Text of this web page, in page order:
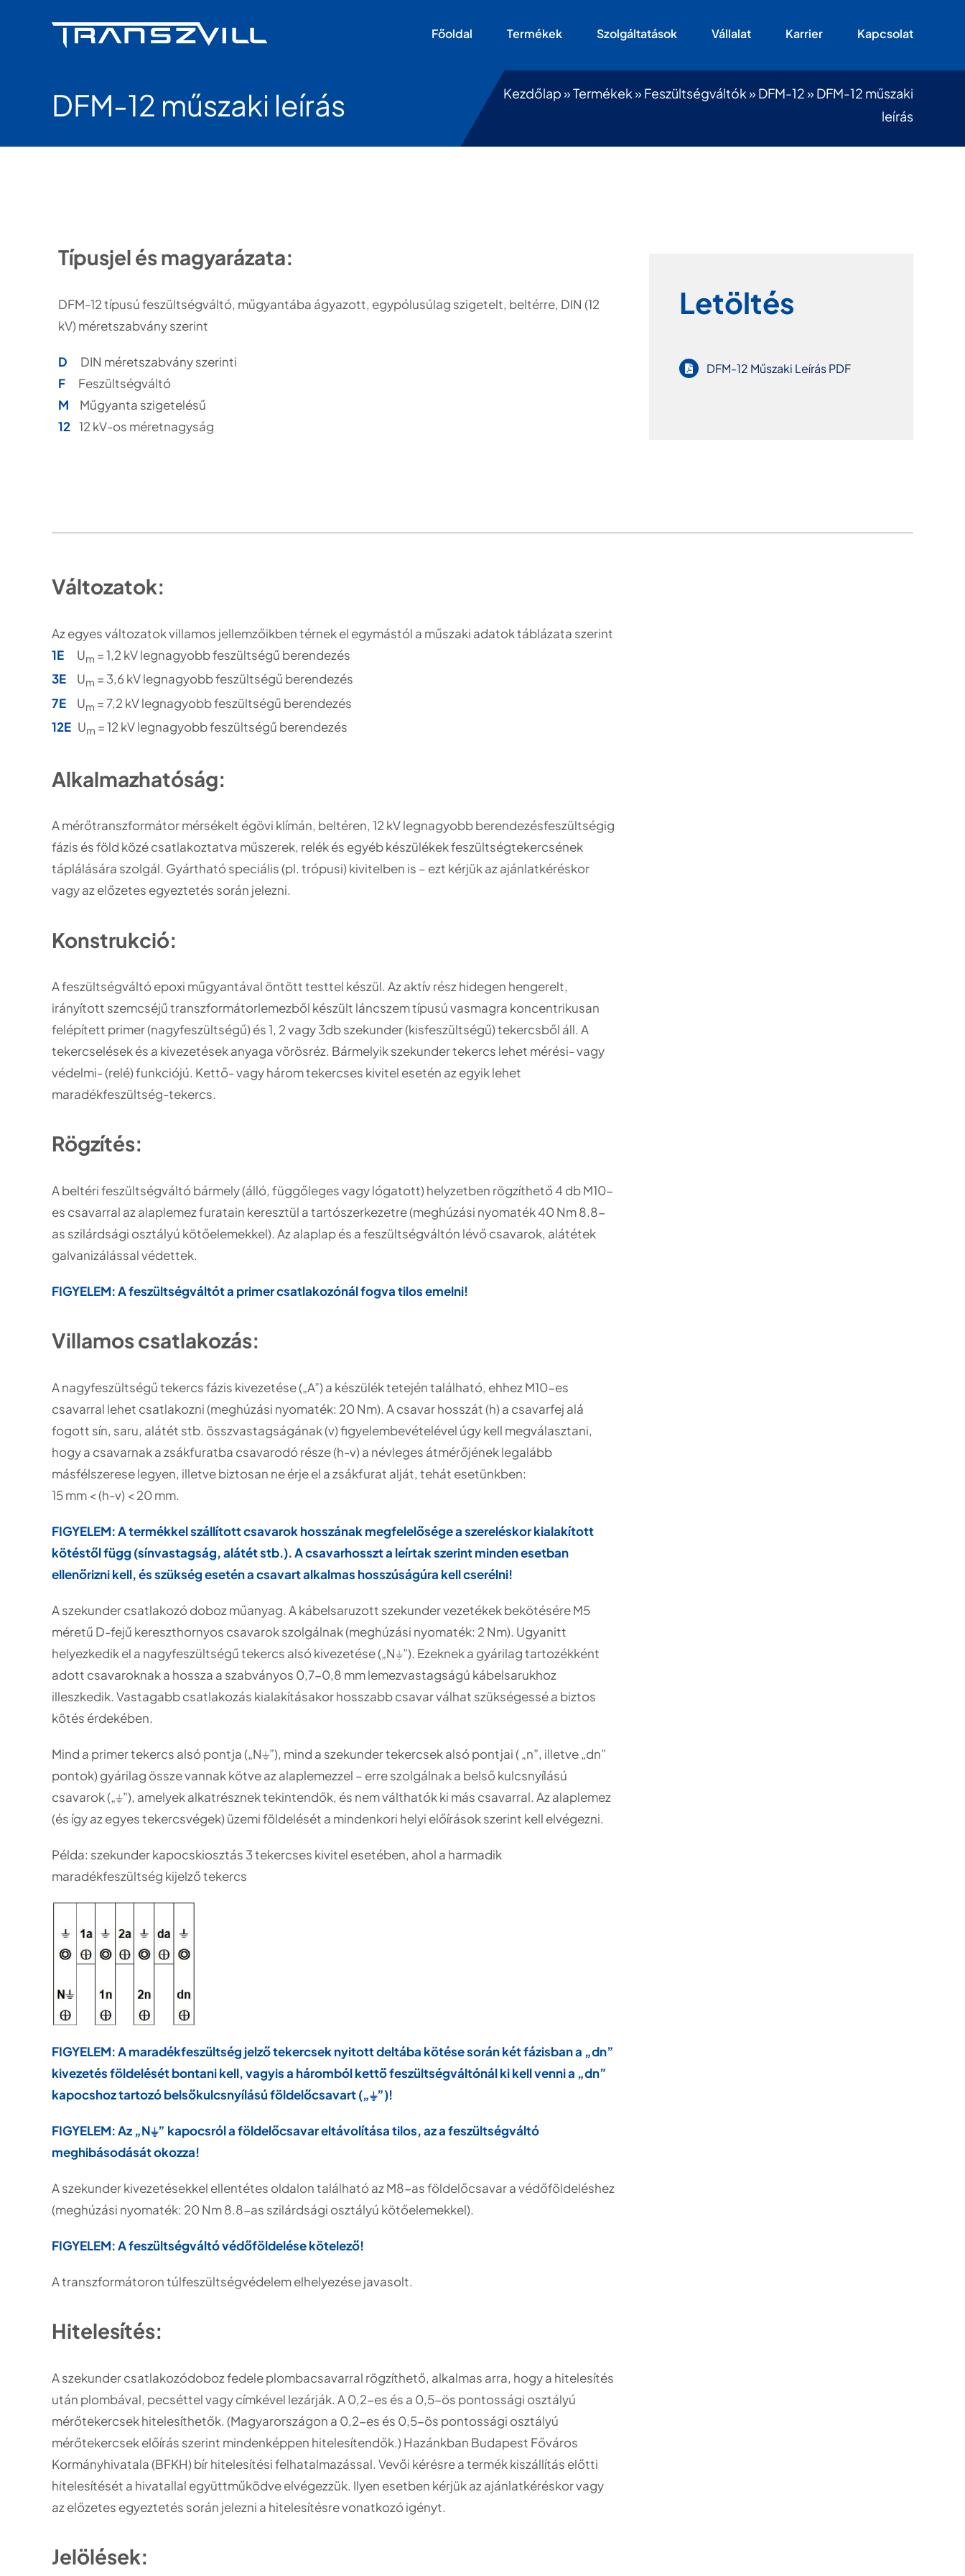
Főoldal Termékek Szolgáltatások Vállalat Karrier Kapcsolat
DFM-12 műszaki leírás Kezdőlap»Termékek» Feszültségváltók» DFM-12» DFM-12 műszaki
leírás
Típusjel és magyarázata:
DFM-12 típusú feszültségváltó, műgyantába ágyazott, egypólusúlag szigetelt, beltérre, DIN (12
kV) méretszabvány szerint
D DIN méretszabvány szerinti
F Feszültségváltó
M Műgyanta szigetelésű
12 12 kV-os méretnagyság
Letöltés
DFM-12 Műszaki Leírás PDF
Változatok:
Az egyes változatok villamos jellemzőikben térnek el egymástól a műszaki adatok táblázata szerint
1E
Um = 1,2 kV legnagyobb feszültségű berendezés
3E
Um = 3,6 kV legnagyobb feszültségű berendezés
7E
Um = 7,2 kV legnagyobb feszültségű berendezés
12E Um = 12 kV legnagyobb feszültségű berendezés
Alkalmazhatóság:
A mérőtranszformátor mérsékelt égövi klímán, beltéren, 12 kV legnagyobb berendezésfeszültségig
fázis és föld közé csatlakoztatva műszerek, relék és egyéb készülékek feszültségtekercsének
táplálására szolgál. Gyártható speciális (pl. trópusi) kivitelben is – ezt kérjük az ajánlatkéréskor
vagy az előzetes egyeztetés során jelezni.
Konstrukció:
A feszültségváltó epoxi műgyantával öntött testtel készül. Az aktív rész hidegen hengerelt,
irányított szemcséjű transzformátorlemezből készült láncszem típusú vasmagra koncentrikusan
felépített primer (nagyfeszültségű) és 1, 2 vagy 3db szekunder (kisfeszültségű) tekercsből áll. A
tekercselések és a kivezetések anyaga vörösréz. Bármelyik szekunder tekercs lehet mérési- vagy
védelmi- (relé) funkciójú. Kettő- vagy három tekercses kivitel esetén az egyik lehet
maradékfeszültség-tekercs.
Rögzítés:
A beltéri feszültségváltó bármely (álló, függőleges vagy lógatott) helyzetben rögzíthető 4 db M10-
es csavarral az alaplemez furatain keresztül a tartószerkezetre (meghúzási nyomaték 40 Nm 8.8-
as szilárdsági osztályú kötőelemekkel). Az alaplap és a feszültségváltón lévő csavarok, alátétek
galvanizálással védettek.
FIGYELEM: A feszültségváltót a primer csatlakozónál fogva tilos emelni!
Villamos csatlakozás:
A nagyfeszültségű tekercs fázis kivezetése („A”) a készülék tetején található, ehhez M10-es
csavarral lehet csatlakozni (meghúzási nyomaték: 20 Nm). A csavar hosszát (h) a csavarfej alá
fogott sín, saru, alátét stb. összvastagságának (v) figyelembevételével úgy kell megválasztani,
hogy a csavarnak a zsákfuratba csavarodó része (h-v) a névleges átmérőjének legalább
másfélszerese legyen, illetve biztosan ne érje el a zsákfurat alját, tehát esetünkben:
15 mm < (h-v) < 20 mm.
FIGYELEM: A termékkel szállított csavarok hosszának megfelelősége a szereléskor kialakított
kötéstől függ (sínvastagság, alátét stb.). A csavarhosszt a leírtak szerint minden esetban
ellenőrizni kell, és szükség esetén a csavart alkalmas hosszúságúra kell cserélni!
A szekunder csatlakozó doboz műanyag. A kábelsaruzott szekunder vezetékek bekötésére M5
méretű D-fejű kereszthornyos csavarok szolgálnak (meghúzási nyomaték: 2 Nm). Ugyanitt
helyezkedik el a nagyfeszültségű tekercs alsó kivezetése („N⏚”). Ezeknek a gyárilag tartozékként
adott csavaroknak a hossza a szabványos 0,7-0,8 mm lemezvastagságú kábelsarukhoz
illeszkedik. Vastagabb csatlakozás kialakításakor hosszabb csavar válhat szükségessé a biztos
kötés érdekében.
Mind a primer tekercs alsó pontja („N⏚”), mind a szekunder tekercsek alsó pontjai ( „n”, illetve „dn”
pontok) gyárilag össze vannak kötve az alaplemezzel – erre szolgálnak a belső kulcsnyílású
csavarok („⏚”), amelyek alkatrésznek tekintendők, és nem válthatók ki más csavarral. Az alaplemez
(és így az egyes tekercsvégek) üzemi földelését a mindenkori helyi előírások szerint kell elvégezni.
Példa: szekunder kapocskiosztás 3 tekercses kivitel esetében, ahol a harmadik
maradékfeszültség kijelző tekercs
FIGYELEM: A maradékfeszültség jelző tekercsek nyitott deltába kötése során két fázisban a „dn”
kivezetés földelését bontani kell, vagyis a háromból kettő feszültségváltónál ki kell venni a „dn”
kapocshoz tartozó belsőkulcsnyílású földelőcsavart („⏚”)!
FIGYELEM: Az „N⏚” kapocsról a földelőcsavar eltávolítása tilos, az a feszültségváltó
meghibásodását okozza!
A szekunder kivezetésekkel ellentétes oldalon található az M8-as földelőcsavar a védőföldeléshez
(meghúzási nyomaték: 20 Nm 8.8-as szilárdsági osztályú kötőelemekkel).
FIGYELEM: A feszültségváltó védőföldelése kötelező!
A transzformátoron túlfeszültségvédelem elhelyezése javasolt.
Hitelesítés:
A szekunder csatlakozódoboz fedele plombacsavarral rögzíthető, alkalmas arra, hogy a hitelesítés
után plombával, pecséttel vagy címkével lezárják. A 0,2-es és a 0,5-ös pontossági osztályú
mérőtekercsek hitelesíthetők. (Magyarországon a 0,2-es és 0,5-ös pontossági osztályú
mérőtekercsek előírás szerint mindenképpen hitelesítendők.) Hazánkban Budapest Főváros
Kormányhivatala (BFKH) bír hitelesítési felhatalmazással. Vevői kérésre a termék kiszállítás előtti
hitelesítését a hivatallal együttműködve elvégezzük. Ilyen esetben kérjük az ajánlatkéréskor vagy
az előzetes egyeztetés során jelezni a hitelesítésre vonatkozó igényt.
Jelölések: